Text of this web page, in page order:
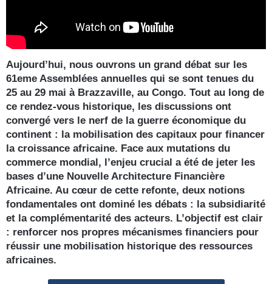
Aujourd’hui, nous ouvrons un grand débat sur les
61eme Assemblées annuelles qui se sont tenues du
25 au 29 mai à Brazzaville, au Congo. Tout au long de
ce rendez-vous historique, les discussions ont
convergé vers le nerf de la guerre économique du
continent : la mobilisation des capitaux pour financer
la croissance africaine. Face aux mutations du
commerce mondial, l’enjeu crucial a été de jeter les
bases d’une Nouvelle Architecture Financière
Africaine. Au cœur de cette refonte, deux notions
fondamentales ont dominé les débats : la subsidiarité
et la complémentarité des acteurs. L’objectif est clair
: renforcer nos propres mécanismes financiers pour
réussir une mobilisation historique des ressources
africaines.